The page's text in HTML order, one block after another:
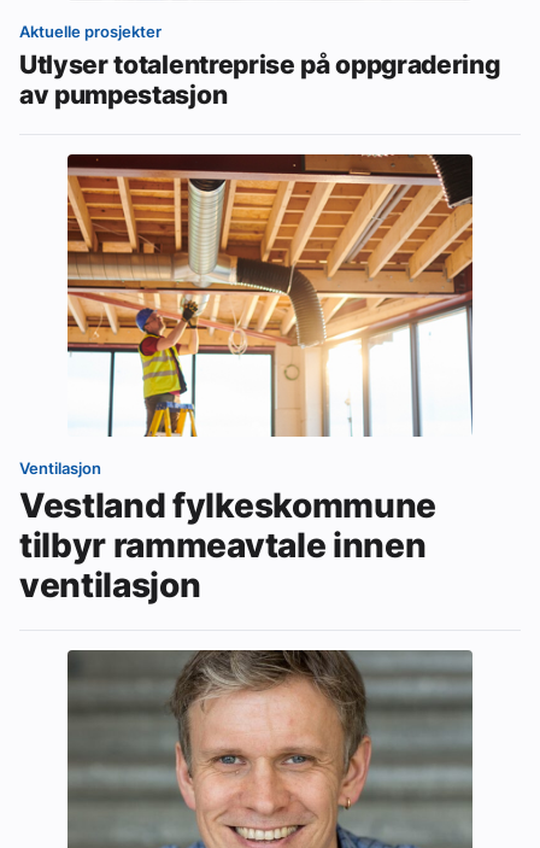
Aktuelle prosjekter
Utlyser totalentreprise på oppgradering
av pumpestasjon
Ventilasjon
Vestland fylkeskommune
tilbyr rammeavtale innen
ventilasjon